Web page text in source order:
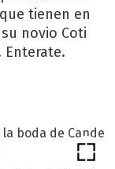
tienen en
novio Coti
Enterate.